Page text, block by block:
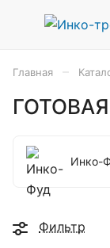
Главная
Инко-
Фильтр